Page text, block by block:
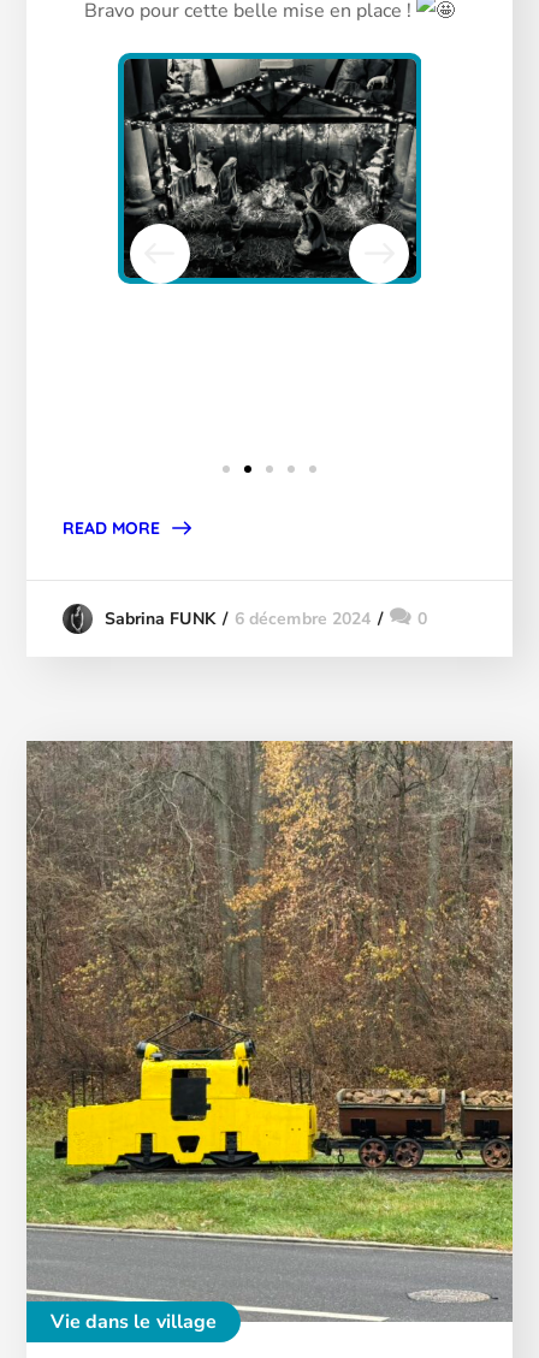
Bravo pour cette belle mise en place !
READ MORE
Sabrina FUNK 6 décembre 2024 0
Vie dans le village